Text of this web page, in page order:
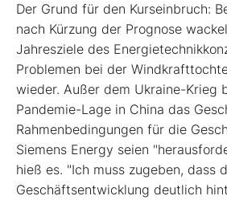
Kontakt
Der Grund für den Kurseinbruch:
nach Kürzung der Prognose
Jahresziele des
Problemen bei der
wieder. Außer dem Ukraine-Krieg
Pandemie-Lage in China das
Rahmenbedingungen für die
Siemens Energy seien
hieß es. "Ich muss zugeben, dass
Geschäftsentwicklung deutlich